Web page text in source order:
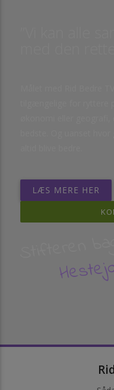
LÆS MERE HER
Stifteren